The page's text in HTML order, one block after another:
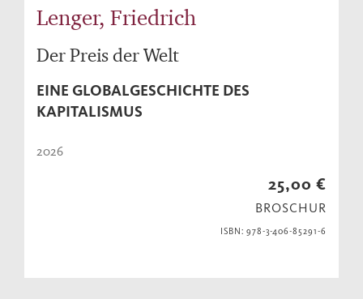
Lenger, Friedrich
Der Preis der Welt
EINE GLOBALGESCHICHTE DES
KAPITALISMUS
2026
25,00 €
BROSCHUR
ISBN: 978-3-406-85291-6